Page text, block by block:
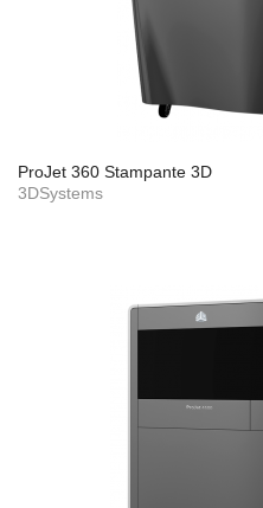
ProJet 360 Stampante 3D
3DSystems